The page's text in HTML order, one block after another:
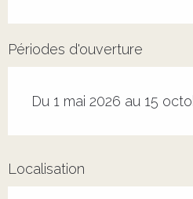
Périodes d'ouverture
Du 1 mai 2026 au 15
Localisation